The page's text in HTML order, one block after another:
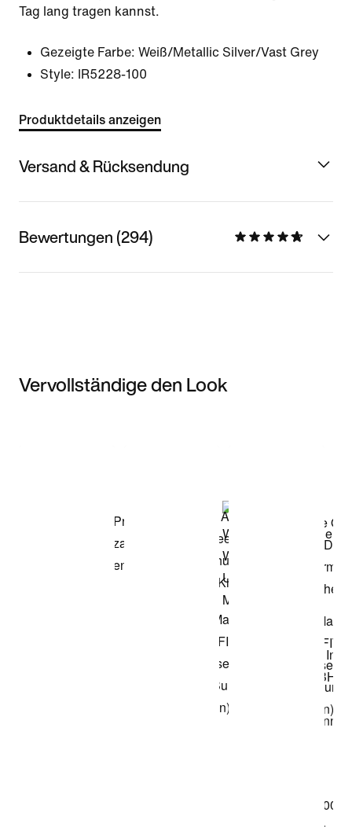
Tag lang tragen kannst.
Gezeigte Farbe: Weiß/Metallic Silver/Vast Grey
Style:
IR5228-100
Produktdetails anzeigen
Versand & Rücksendung
Bewertungen (294)
Vervollständige den Look